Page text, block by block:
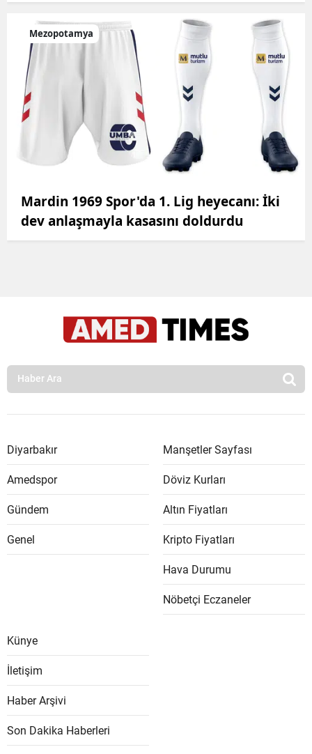
Mezopotamya
Mardin 1969 Spor'da 1. Lig heyecanı: İki
dev anlaşmayla kasasını doldurdu
Diyarbakır
Amedspor
Gündem
Genel
Manşetler Sayfası
Döviz Kurları
Altın Fiyatları
Kripto Fiyatları
Hava Durumu
Nöbetçi Eczaneler
Künye
İletişim
Haber Arşivi
Son Dakika Haberleri